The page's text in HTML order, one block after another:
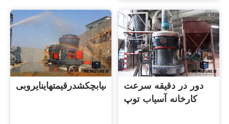
آسیابچکشدرقیمتهاینایروبی
دور در دقیقه سرعت
کارخانه آسیاب توپ